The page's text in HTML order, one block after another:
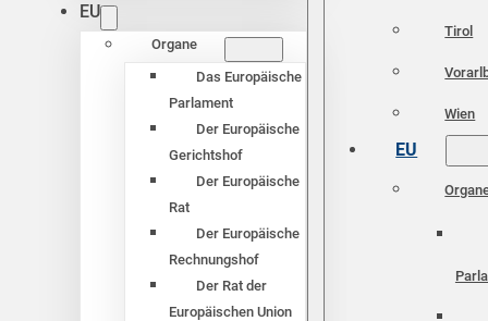
EU
Organe
Das Europäische
Parlament
Der Europäische
Gerichtshof
Der Europäische
Rat
Der Europäische
Rechnungshof
Der Rat der
Europäischen Union
Tirol
Wien
EU